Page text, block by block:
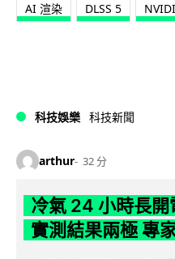
AI 渲染 DLSS 5
科技娛樂 科技新聞
arthur 32 分
冷氣 24 小時長
實測結果兩極 專